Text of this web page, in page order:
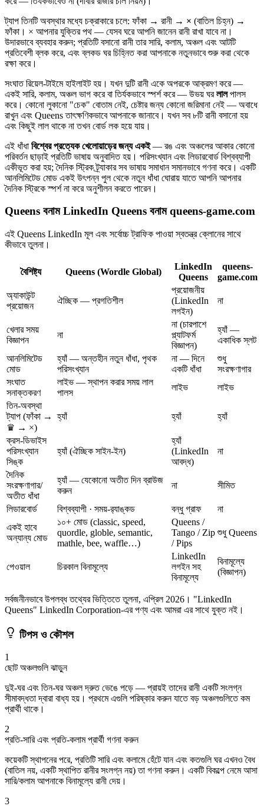
ট্যাপ তিনটি অবস্থার মধ্যে চক্রাকারে চলে: ফাঁকা → রানী → × (বাতিল চিহ্ন) →
ফাঁকা। × আপনার যুক্তির পথ — যেসব ঘরে আপনি জানেন রানী রাখা যাবে না।
উদারভাবে ব্যবহার করুন; প্রতিটি বসানো রানী তার সারি, কলাম, অঞ্চল এবং আটটি
প্রতিবেশী ব্লক করে, এবং ব্লকড ঘর চিহ্নিত করা আপনাকে নতুনভাবে শুরু করা থেকে
রক্ষা করে।
সংঘাত রিয়েল-টাইমে হাইলাইট হয়। যখন দুটি রানী একে অপরকে আক্রমণ করে —
একই সারি, কলাম, অঞ্চল ভাগ করে বা তির্যকভাবে স্পর্শ করে — উভয় ঘরলালপালস
করে। কোনো লুকানো "চেক" বোতাম নেই, চেষ্টার জন্য কোনো জরিমানা নেই — অবাধে
রাখুন এবং Queens তাৎক্ষণিকভাবে আপনাকে জানাবে। যখন সব ৮টি রানী বসানো হয়
এবং কিছুই লাল থাকে না তখন বোর্ড লক হয়ে যায়।
এই ধাঁধা বিশ্বের প্রত্যেক খেলোয়াড়ের জন্য একই— রঙ এবং অঞ্চলের আকার কোনো
পরিবর্তন ছাড়াই প্রতিটি ভাষায় অনুবাদিত হয়। পরিসংখ্যান এবং লিডারবোর্ড বিশ্বব্যাপী
একীভূত করা হয়; দৈনিক স্ট্রিক ট্র্যাকার সব ভাষায় সমাধান সমানভাবে গণনা করে। একটি
আনলিমিটেড মোড একই উৎপন্ন পুল থেকে নতুন ধাঁধা ঘোরায় যাতে আপনি আপনার
দৈনিক স্ট্রিকে স্পর্শ না করে অনুশীলন করতে পারেন।
Queens বনাম LinkedIn Queens বনাম queens-game.com
এই Queens LinkedIn মূল এবং সর্বোচ্চ ট্রাফিক পাওয়া স্বতন্ত্র ক্লোনের সাথে
কীভাবে তুলনা।
বৈশিষ্ট্য Queens (Wordle Global)
LinkedIn
Queens
queens-
game.com
অ্যাকাউন্ট
প্রয়োজন
ঐচ্ছিক — প্রগতিশীল
প্রয়োজনীয়
(LinkedIn
লগইন)
না
খেলার সময়
বিজ্ঞাপন
না
না (চারপাশে
প্ল্যাটফর্ম
বিজ্ঞাপন)
হ্যাঁ —
একাধিক স্লট
আনলিমিটেড
মোড
হ্যাঁ — অন্তহীন নতুন ধাঁধা, পৃথক
পরিসংখ্যান
না — দিনে
একটি ধাঁধা
শুধু
সংরক্ষণাগার
সংঘাত
সনাক্তকরণ
লাইভ — স্থাপন করার সময় লাল
পালস
লাইভ
লাইভ
তিন-অবস্থা
ট্যাপ (ফাঁকা →
♛ → ×)
হ্যাঁ হ্যাঁ হ্যাঁ
ক্রস-ডিভাইস
পরিসংখ্যান
সিঙ্ক
হ্যাঁ (ঐচ্ছিক সাইন-ইন)
হ্যাঁ
(LinkedIn
আবদ্ধ)
না
দৈনিক
সংরক্ষণাগার/
অতীত ধাঁধা
হ্যাঁ — যেকোনো অতীত দিন ব্রাউজ
করুন
না সীমিত
লিডারবোর্ড বিশ্বব্যাপী · সময়-র‍্যাঙ্কড বন্ধু গ্রাফ
না
একই হাবে
অন্যান্য মোড
১০+ মোড (classic, speed,
quordle, globle, semantic,
mathle, bee, waffle…)
Queens /
Tango / Zip
/ Pips
শুধু Queens
পেওয়াল চিরকাল বিনামূল্যে
LinkedIn
লগইন সহ
বিনামূল্যে
বিনামূল্যে
(বিজ্ঞাপন)
সর্বজনীনভাবে উপলব্ধ তথ্যের ভিত্তিতে তুলনা, এপ্রিল 2026। "LinkedIn
Queens" LinkedIn Corporation-এর পণ্য এবং আমরা এর সাথে যুক্ত নই।
টিপস ও কৌশল
1
ছোট অঞ্চলগুলি ঝাড়ুন
দুই-ঘর এবং তিন-ঘর অঞ্চল দ্রুত ভেঙে পড়ে — প্রায়ই তাদের রানী একটি সংলগ্ন
সীমাবদ্ধতা দ্বারা বাধ্য হয়। প্রথমে এগুলি পরিষ্কার করুন যাতে বড় অঞ্চলগুলিতে কম
প্রার্থী থাকে।
2
প্রতি-সারি এবং প্রতি-কলাম প্রার্থী গণনা করুন
কয়েকটি স্থাপনের পরে, প্রতিটি সারি এবং কলামে হেঁটে যান এবং কতগুলি ঘর এখনও বৈধ
(বাতিল নয়, একটি স্থাপিত রানীর সংলগ্ন নয়) তা গণনা করুন। একটি বিকল্পে নেমে আসা
সারি/কলাম আপনাকে বিনামূল্যে রানী দেয়।
3